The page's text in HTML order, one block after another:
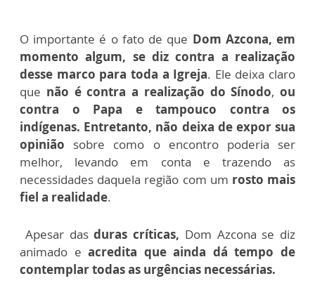
O importante é o fato de que Dom Azcona, em
momento algum, se diz contra a realização
desse marco para toda a Igreja. Ele deixa claro
que não é contra a realização do Sínodo, ou
contra o Papa e tampouco contra os
indígenas. Entretanto, não deixa de expor sua
opinião sobre como o encontro poderia ser
melhor, levando em conta e trazendo as
necessidades daquela região com um rosto mais
fiel a realidade.
Apesar dasduras críticas, Dom Azcona se diz
animado eacredita que ainda dá tempo de
contemplar todas as urgências necessárias.